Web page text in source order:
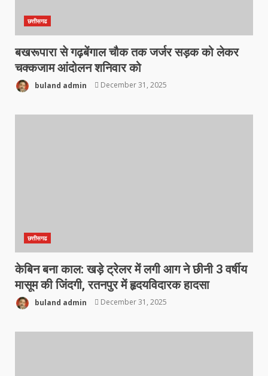
छत्तीसगढ
बखरूपारा से गढ़बेंगाल चौक तक जर्जर सड़क को लेकर
चक्कजाम आंदोलन शनिवार को
buland admin December 31, 2025
छत्तीसगढ
केबिन बना काल: खड़े ट्रेलर में लगी आग ने छीनी 3 वर्षीय
मासूम की जिंदगी, रतनपुर में हृदयविदारक हादसा
buland admin December 31, 2025